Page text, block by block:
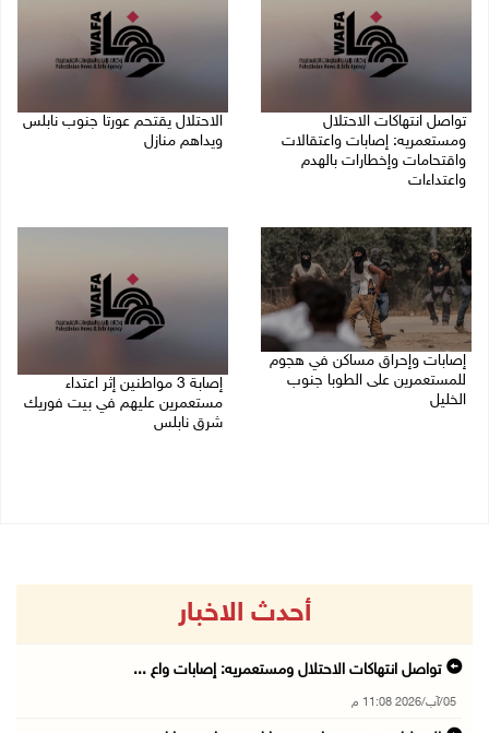
تواصل انتهاكات الاحتلال
ومستعمريه: إصابات واعتقالات
واقتحامات وإخطارات بالهدم
واعتداءات
الاحتلال يقتحم عورتا جنوب نابلس
ويداهم منازل
إصابات وإحراق مساكن في هجوم
للمستعمرين على الطوبا جنوب
الخليل
إصابة 3 مواطنين إثر اعتداء
مستعمرين عليهم في بيت فوريك
شرق نابلس
أحدث الاخبار
تواصل انتهاكات الاحتلال ومستعمريه: إصابات واع ...
05/آب/2026 11:08 م